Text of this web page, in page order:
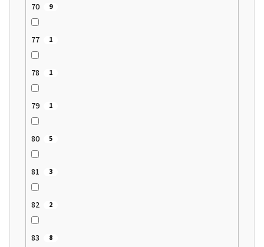
70 9
77 1
78 1
79 1
80 5
81 3
82 2
83 8